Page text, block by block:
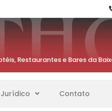
Restaurantes e Bares da
Jurídico Contato